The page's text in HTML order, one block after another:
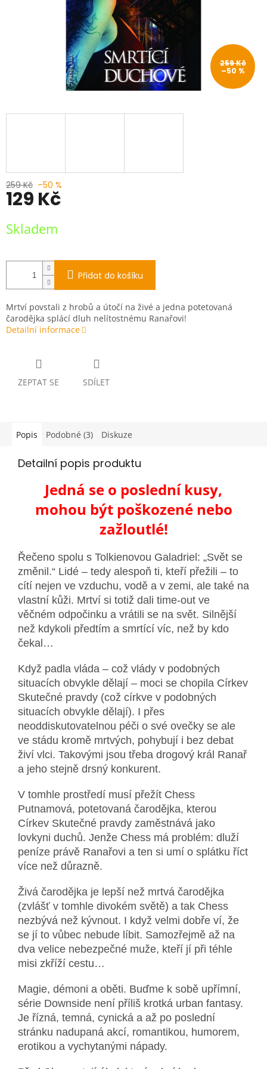
259 Kč
–50 %
259 Kč –50 %
129 Kč
cena:
Skladem
Přidat do košíku
Mrtví povstali z hrobů a útočí na živé a jedna potetovaná
čarodějka splácí dluh nelítostnému Ranařovi!
Detailní informace
ZEPTAT SE SDÍLET
Popis Podobné (3) Diskuze
Detailní popis produktu
Jedná se o poslední kusy,
mohou být poškozené nebo
zažloutlé!
Řečeno spolu s Tolkienovou Galadriel: „Svět se
změnil.“ Lidé – tedy alespoň ti, kteří přežili – to
cítí nejen ve vzduchu, vodě a v zemi, ale také na
vlastní kůži. Mrtví si totiž dali time-out ve
věčném odpočinku a vrátili se na svět. Silnější
než kdykoli předtím a smrtící víc, než by kdo
čekal…
Když padla vláda – což vlády v podobných
situacích obvykle dělají – moci se chopila Církev
Skutečné pravdy (což církve v podobných
situacích obvykle dělají). I přes
neoddiskutovatelnou péči o své ovečky se ale
ve stádu kromě mrtvých, pohybují i bez debat
živí vlci. Takovými jsou třeba drogový král Ranař
a jeho stejně drsný konkurent.
V tomhle prostředí musí přežít Chess
Putnamová, potetovaná čarodějka, kterou
Církev Skutečné pravdy zaměstnává jako
lovkyni duchů. Jenže Chess má problém: dluží
peníze právě Ranařovi a ten si umí o splátku říct
více než důrazně.
Živá čarodějka je lepší než mrtvá čarodějka
(zvlášť v tomhle divokém světě) a tak Chess
nezbývá než kývnout. I když velmi dobře ví, že
se jí to vůbec nebude líbit. Samozřejmě až na
dva velice nebezpečné muže, kteří jí při téhle
misi zkříží cestu…
Magie, démoni a oběti. Buďme k sobě upřímní,
série Downside není příliš krotká urban fantasy.
Je řízná, temná, cynická a až po poslední
stránku nadupaná akcí, romantikou, humorem,
erotikou a vychytanými nápady.